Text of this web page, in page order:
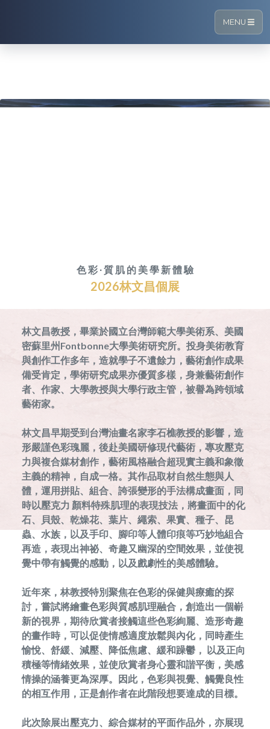
MENU
色彩 ∙質 肌 的 美學 新體驗
2026林文昌個展
林文昌教授，畢業於國立台灣師範大學美術系、美國
密蘇里州Fontbonne大學美術研究所。投身美術教育
與創作工作多年，造就學子不遺餘力，藝術創作成果
備受肯定，學術研究成果亦優質多樣，身兼藝術創作
者、作家、大學教授與大學行政主管，被譽為跨領域
藝術家。
林文昌早期受到台灣油畫名家李石樵教授的影響，造
形嚴謹色彩瑰麗，後赴美國研修現代藝術，專攻壓克
力與複合媒材創作，藝術風格融合超現實主義和象徵
主義的精神，自成一格。其作品取材自然生態與人
體，運用拼貼、組合、誇張變形的手法構成畫面，同
時以壓克力 顏料特殊肌理的表現技法，將畫面中的化
石、貝殼、乾燥花、葉片、繩索、果實、種子、昆
蟲、水族，以及手印、腳印等人體印痕等巧妙地組合
再造，表現出神祕、奇趣又幽深的空間效果，並使視
覺中帶有觸覺的感動，以及戲劇性的美感體驗。
近年來，林教授特別聚焦在色彩的保健與療癒的探
討，嘗試將繪畫色彩與質感肌理融合，創造出一個嶄
新的視界，期待欣賞者接觸這些色彩絢麗、造形奇趣
的畫作時，可以促使情感適度放鬆與內化，同時產生
愉悅、舒緩、減壓、降低焦慮、緩和躁鬱， 以及正向
積極等情緒效果，並使欣賞者身心靈和諧平衡，美感
情操的涵養更為深厚。因此，色彩與視覺、觸覺良性
的相互作用，正是創作者在此階段想要達成的目標。
此次除展出壓克力、綜合媒材的平面作品外，亦展現